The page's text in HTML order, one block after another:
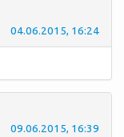
04.06.2015, 16:24
09.06.2015, 16:39